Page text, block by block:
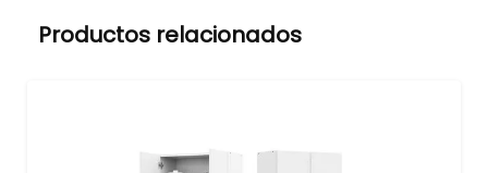
Productos relacionados